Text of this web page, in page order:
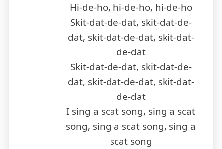
Hi-de-ho, hi-de-ho, hi-de-ho
Skit-dat-de-dat, skit-dat-de-
dat, skit-dat-de-dat, skit-dat-
de-dat
Skit-dat-de-dat, skit-dat-de-
dat, skit-dat-de-dat, skit-dat-
de-dat
I sing a scat song, sing a scat
song, sing a scat song, sing a
scat song